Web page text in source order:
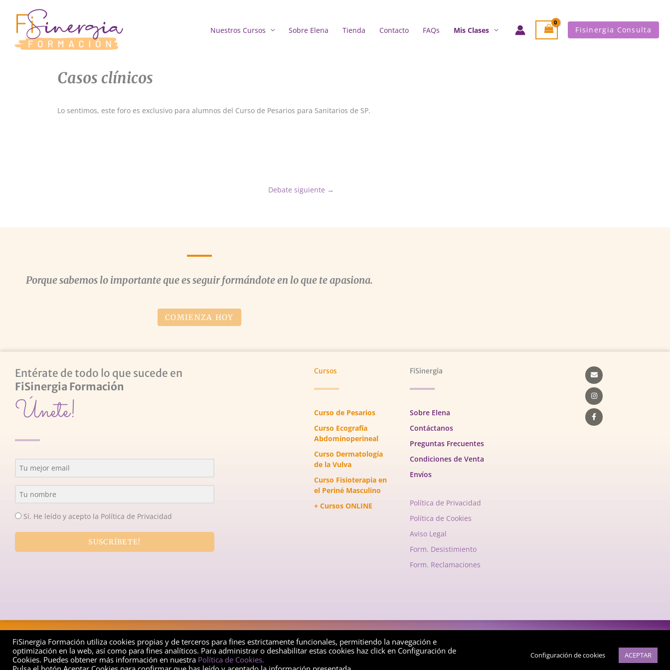
contenido
Nuestros Cursos Sobre Elena Tienda Contacto FAQs Mis Clases Fisinergia Consulta
Casos clínicos
Lo sentimos, este foro es exclusivo para alumnos del Curso de Pesarios para Sanitarios de SP.
Debate siguiente →
Porque sabemos lo importante que es seguir formándote en lo que te apasiona.
COMIENZA HOY
Entérate de todo lo que sucede en
FiSinergia Formación
Únete!
Sí. He leído y acepto la Política de Privacidad
SUSCRÍBETE!
Cursos
Curso de Pesarios
Curso Ecografía
Abdominoperineal
Curso Dermatología
de la Vulva
Curso Fisioterapia en
el Periné Masculino
+ Cursos ONLINE
FiSinergia
Sobre Elena
Contáctanos
Preguntas Frecuentes
Condiciones de Venta
Envíos
Política de Privacidad
Política de Cookies
Aviso Legal
Form. Desistimiento
Form. Reclamaciones
Envelope
Instagram
Facebook-
f
FiSinergia Formación utiliza cookies propias y de terceros para fines estrictamente funcionales, permitiendo la navegación e
optimización en la web, así como para fines analíticos. Para administrar o deshabilitar estas cookies haz click en Configuración de
Cookies. Puedes obtener más información en nuestra Política de Cookies.
Configuración de cookies ACEPTAR